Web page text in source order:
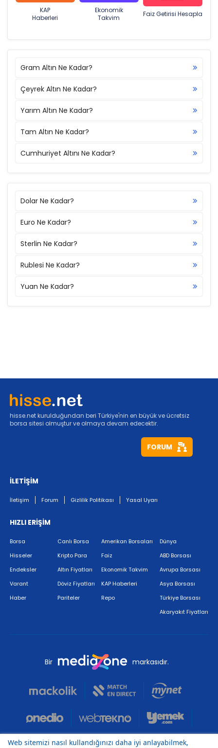
KAP
Haberleri
Ekonomik
Takvim
Faiz Getirisi Hesapla
Gram Altın Ne Kadar?
Çeyrek Altın Ne Kadar?
Yarım Altın Ne Kadar?
Tam Altın Ne Kadar?
Cumhuriyet Altını Ne Kadar?
Dolar Ne Kadar?
Euro Ne Kadar?
Sterlin Ne Kadar?
Rublesi Ne Kadar?
Yuan Ne Kadar?
hisse.net kurulduğundan beri Türkiye'nin en büyük ve ücretsiz
borsa sitesi olmuştur ve olmaya devam edecektir.
FORUM
İLETİŞİM
İletişim Forum Gizlilik Politikası Yasal Uyarı
HIZLI ERİŞİM
Borsa
Hisseler
Endeksler
Varant
Haber
Canlı Borsa
Kripto Para
Altın Fiyatları
Döviz Fiyatları
Pariteler
Amerikan Borsaları
Faiz
Ekonomik Takvim
KAP Haberleri
Repo
Dünya
ABD Borsası
Avrupa Borsası
Asya Borsası
Türkiye Borsası
Akaryakıt Fiyatları
Bir markasıdır.